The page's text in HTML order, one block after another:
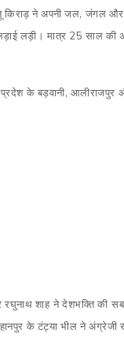
किराड़ ने अपनी जल, जंगल और
लड़ी। मात्र 25 साल की
के बड़वानी, आलीराजपुर
शाह ने देशभक्ति की
के टंट्या भील ने